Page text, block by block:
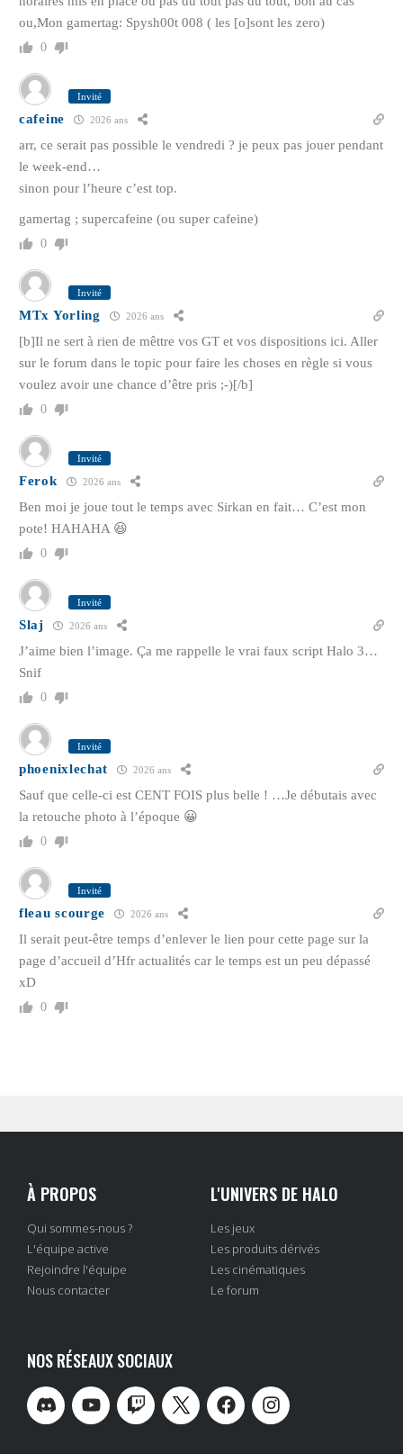
ou,Mon gamertag: Spysh00t 008 ( les [o]sont les zero)
0
Invité
cafeine 2026 ans
arr, ce serait pas possible le vendredi ? je peux pas jouer pendant
le week-end…
sinon pour l’heure c’est top.
gamertag ; supercafeine (ou super cafeine)
0
Invité
MTx Yorling 2026 ans
[b]Il ne sert à rien de mêttre vos GT et vos dispositions ici. Aller
sur le forum dans le topic pour faire les choses en règle si vous
voulez avoir une chance d’être pris ;-)[/b]
0
Invité
Ferok 2026 ans
Ben moi je joue tout le temps avec Sirkan en fait… C’est mon
pote! HAHAHA 😆
0
Invité
Slaj 2026 ans
J’aime bien l’image. Ça me rappelle le vrai faux script Halo 3…
Snif
0
Invité
phoenixlechat 2026 ans
Sauf que celle-ci est CENT FOIS plus belle ! …Je débutais avec
la retouche photo à l’époque 😀
0
Invité
fleau scourge 2026 ans
Il serait peut-être temps d’enlever le lien pour cette page sur la
page d’accueil d’Hfr actualités car le temps est un peu dépassé
xD
0
À PROPOS
Qui sommes-nous ?
L'équipe active
Rejoindre l'équipe
Nous contacter
L'UNIVERS DE HALO
Les jeux
Les produits dérivés
Les cinématiques
Le forum
NOS RÉSEAUX SOCIAUX